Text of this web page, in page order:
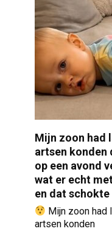
Mijn zoon had
artsen konden
op een avond
wat er echt
en dat
Mijn zoon had
artsen konden